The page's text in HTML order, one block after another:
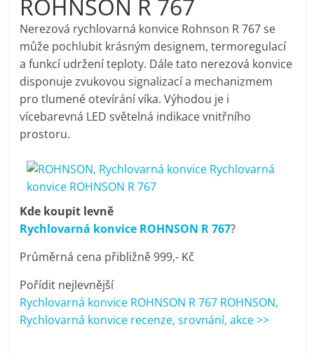
pračky,
televize,
notebooky,
mobilní
telefony,
kávovary,
bazény
Nejlepší
elektronika
porovnání
ROHNSON R 767
Nerezová rychlovarná konvice Rohnson R 767 se
může pochlubit krásným designem, termoregulací
a funkcí udržení teploty. Dále tato nerezová konvice
disponuje zvukovou signalizací a mechanizmem
pro tlumené otevírání víka. Výhodou je i
vícebarevná LED světelná indikace vnitřního
prostoru.
Kde koupit levně
Rychlovarná konvice ROHNSON R 767?
Průměrná cena přibližně 999,- Kč
Pořídit nejlevnější
Rychlovarná konvice ROHNSON R 767 ROHNSON,
Rychlovarná konvice recenze, srovnání, akce >>